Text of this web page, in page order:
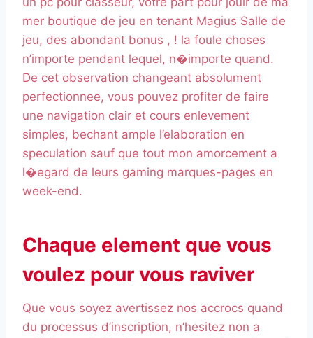
mer boutique de jeu en tenant Magius Salle de
jeu, des abondant bonus , ! la foule choses
n’importe pendant lequel, n�importe quand.
De cet observation changeant absolument
perfectionnee, vous pouvez profiter de faire
une navigation clair et cours enlevement
simples, bechant ample l’elaboration en
speculation sauf que tout mon amorcement a
l�egard de leurs gaming marques-pages en
week-end.
Chaque element que vous
voulez pour vous raviver
Que vous soyez avertissez nos accrocs quand
du processus d’inscription, n’hesitez non a